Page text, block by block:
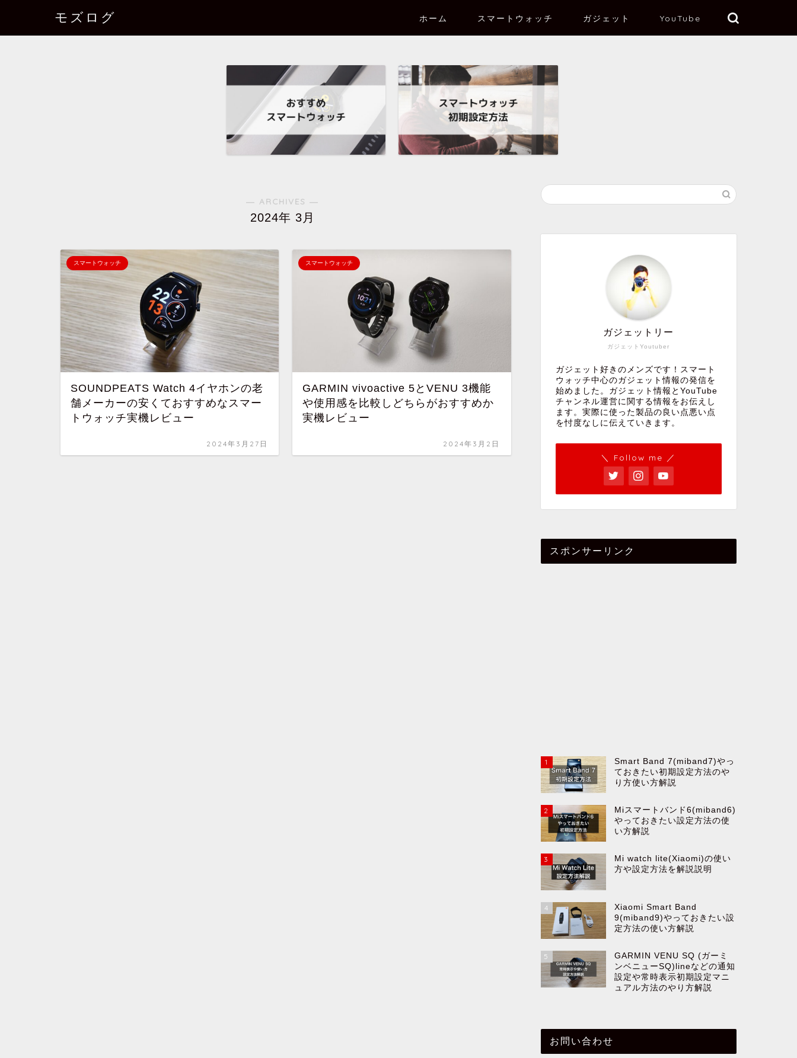
モズログ ホーム スマートウォッチ ガジェット YouTube
― ARCHIVES ―
2024年 3月
スマートウォッチ
SOUNDPEATS Watch 4イヤホンの老
舗メーカーの安くておすすめなスマー
トウォッチ実機レビュー
2024年3月27日
スマートウォッチ
GARMIN vivoactive 5とVENU 3機能
や使用感を比較しどちらがおすすめか
実機レビュー
2024年3月2日
ガジェットYoutuber
ガジェットリー
ガジェット好きのメンズです！スマート
ウォッチ中心のガジェット情報の発信を
始めました。ガジェット情報とYouTube
チャンネル運営に関する情報をお伝えし
ます。実際に使った製品の良い点悪い点
を忖度なしに伝えていきます。
＼ Follow me ／
スポンサーリンク
1
Smart Band 7(miband7)やっ
ておきたい初期設定方法のや
り方使い方解説
2
Miスマートバンド6(miband6)
やっておきたい設定方法の使
い方解説
3
Mi watch lite(Xiaomi)の使い
方や設定方法を解説説明
4
Xiaomi Smart Band
9(miband9)やっておきたい設
定方法の使い方解説
5
GARMIN VENU SQ (ガーミ
ンベニューSQ)lineなどの通知
設定や常時表示初期設定マニ
ュアル方法のやり方解説
お問い合わせ